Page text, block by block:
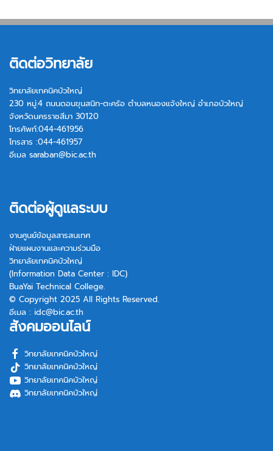
ติดต่อวิทยาลัย
วิทยาลัยเทคนิคบัวใหญ่
230 หมู่.4 ถนนดอนขุนสนิท-ตะคร้อ ตำบลหนองแจ้งใหญ่ อำเภอบัวใหญ่
จังหวัดนครราชสีมา 30120
โทรศัพท์:044-461956
โทรสาร :044-461957
อีเมล saraban@bic.ac.th
ติดต่อผู้ดูแลระบบ
งานศูนย์ข้อมูลสารสนเทศ
ฝ่ายแผนงานและความร่วมมือ
วิทยาลัยเทคนิคบัวใหญ่
(Information Data Center : IDC)
BuaYai Technical College.
© Copyright 2025 All Rights Reserved.
อีเมล : idc@bic.ac.th
สังคมออนไลน์
วิทยาลัยเทคนิคบัวใหญ่
วิทยาลัยเทคนิคบัวใหญ่
วิทยาลัยเทคนิคบัวใหญ่
วิทยาลัยเทคนิคบัวใหญ่